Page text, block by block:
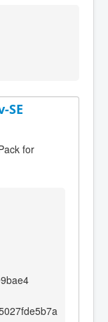
SE
for